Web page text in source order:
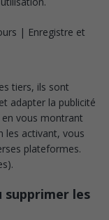
| Enregistre et
tiers, ils sont
adapter la publicité
vous montrant
les activant, vous
plateformes.
supprimer les